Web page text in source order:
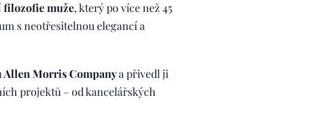
filozofie muže, který po více než 45
s neotřesitelnou elegancí a
Morris Companya přivedl ji
projektů – od kancelářských